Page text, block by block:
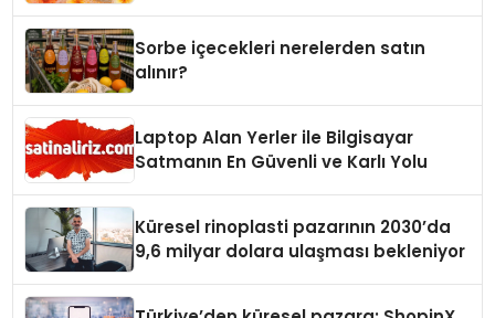
Sorbe içecekleri nerelerden satın
alınır?
Laptop Alan Yerler ile Bilgisayar
Satmanın En Güvenli ve Karlı Yolu
Küresel rinoplasti pazarının 2030’da
9,6 milyar dolara ulaşması bekleniyor